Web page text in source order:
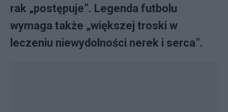
rak „postępuje”. Legenda futbolu
wymaga także „większej troski w
leczeniu niewydolności nerek i serca”.